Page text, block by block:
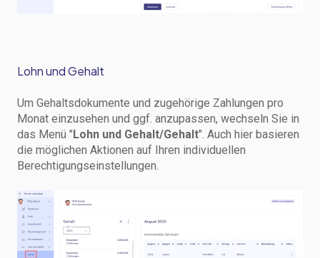
Lohn und Gehalt
Um Gehaltsdokumente und zugehörige Zahlungen pro
Monat einzusehen und ggf. anzupassen, wechseln Sie in
das Menü " Lohn und Gehalt/Gehalt". Auch hier basieren
die möglichen Aktionen auf Ihren individuellen
Berechtigungseinstellungen.